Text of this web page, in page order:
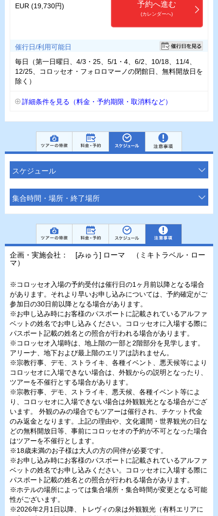
EUR (19,730円)
予約へ進む
(カレンダーへ)
催行日/利用可能日
毎日（第一日曜日、4/3・25、5/1・4、6/2、10/18、11/4、
12/25、コロッセオ・フォロロマーノの閉館日、無料開放日を
除く）
詳細条件を見る（料金・予約期限・取消料など）
スケジュール
集合時間・場所・終了場所
企画・実施会社： [みゅう] ローマ （ミキトラベル・ロー
マ）
※コロッセオ入場の予約受付は催行日の1ヶ月前以降となる場合
があります。それより早いお申し込みについては、予約確定がご
参加日の30日前以降となる場合があります。
※お申し込み時にお客様のパスポートに記載されているアルファ
ベットの姓名でお申し込みください。コロッセオに入場する際に
パスポート記載の姓名との照合が行われる場合があります。
※コロッセオ入場時は、地上階の一部と2階部分を見学します。
アリーナ、地下および最上階のエリアは訪れません。
※宗教行事、デモ、ストライキ、各種イベント、悪天候等により
コロッセオに入場できない場合は、外観からの説明となったり、
ツアーを不催行とする場合があります。
※宗教行事、デモ、ストライキ、悪天候、各種イベント等によ
り、コロッセオに入場できない場合は外観観光となる場合がござ
います。 外観のみの場合でもツアーは催行され、チケット代金
のみ返金となります。上記の理由や、文化週間・世界観光の日な
どの無料開放日等、事前にコロッセオの予約が不可となった場合
はツアーを不催行とします。
※18歳未満のお子様は大人の方の同伴が必要です。
※お申し込み時にお客様のパスポートに記載されているアルファ
ベットの姓名でお申し込みください。コロッセオに入場する際に
パスポート記載の姓名との照合が行われる場合があります。
※ホテルの場所によっては集合場所・集合時間が変更となる可能
性がございます。
※2026年2月1日以降、トレヴィの泉は外観観光（有料エリアに